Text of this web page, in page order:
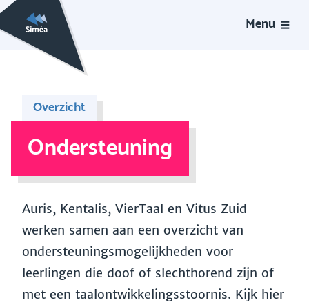
Menu
Overzicht
Ondersteuning
Auris, Kentalis, VierTaal en Vitus Zuid
werken samen aan een overzicht van
ondersteuningsmogelijkheden voor
leerlingen die doof of slechthorend zijn of
met een taalontwikkelingsstoornis. Kijk hier